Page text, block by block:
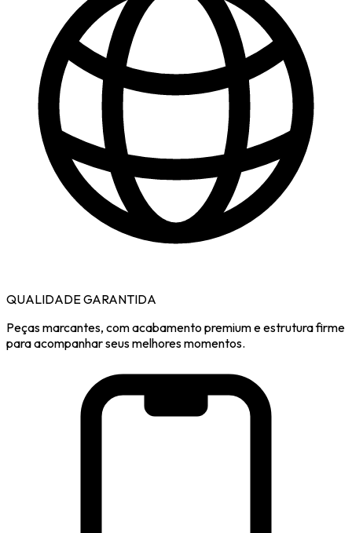
QUALIDADE GARANTIDA
Peças marcantes, com acabamento premium e estrutura firme
para acompanhar seus melhores momentos.